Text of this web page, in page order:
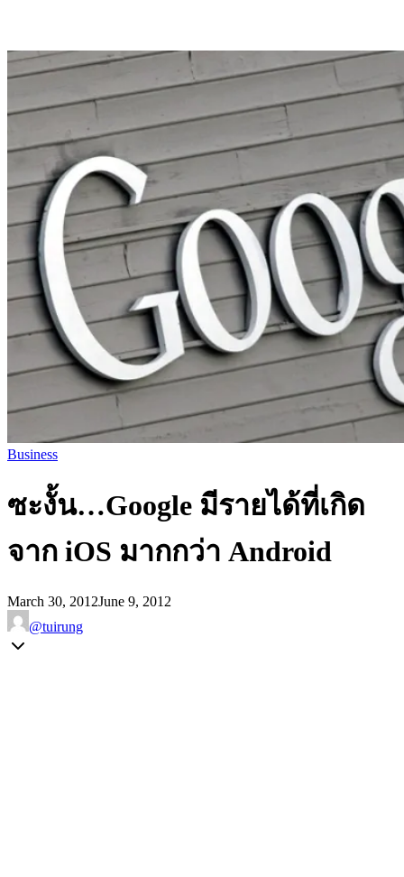
Business
ซะงั้น…Google มีรายได้ที่เกิด
จาก iOS มากกว่า Android
March 30, 2012June 9, 2012
@tuirung